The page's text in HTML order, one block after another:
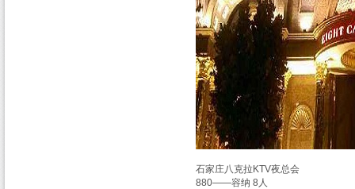
石家庄八克拉KTV夜总会
880——容纳 8人